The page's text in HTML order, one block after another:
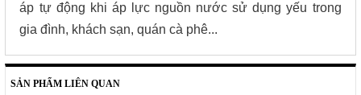
áp tự động khi áp lực nguồn nước sử dụng yếu trong
gia đình, khách sạn, quán cà phê...
SẢN PHẨM LIÊN QUAN